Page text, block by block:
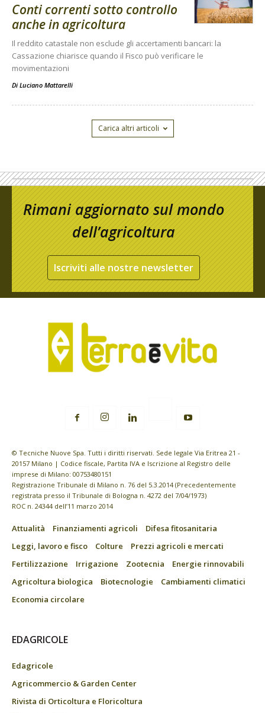
Conti correnti sotto controllo
anche in agricoltura
Il reddito catastale non esclude gli accertamenti bancari: la
Cassazione chiarisce quando il Fisco può verificare le
movimentazioni
Di Luciano Mattarelli
Carica altri articoli
Rimani aggiornato sul mondo
dell’agricoltura
Iscriviti alle nostre newsletter
© Tecniche Nuove Spa. Tutti i diritti riservati. Sede legale Via Eritrea 21 -
20157 Milano | Codice fiscale, Partita IVA e Iscrizione al Registro delle
imprese di Milano: 00753480151
Registrazione Tribunale di Milano n. 76 del 5.3.2014 (Precedentemente
registrata presso il Tribunale di Bologna n. 4272 del 7/04/1973)
ROC n. 24344 dell’11 marzo 2014
Attualità Finanziamenti agricoli
Difesa fitosanitaria
Leggi, lavoro e fisco
Colture
Prezzi agricoli e mercati
Fertilizzazione
Irrigazione Zootecnia
Energie rinnovabili
Agricoltura biologica
Biotecnologie
Cambiamenti climatici
Economia circolare
EDAGRICOLE
Edagricole
Agricommercio & Garden Center
Rivista di Orticoltura e Floricoltura